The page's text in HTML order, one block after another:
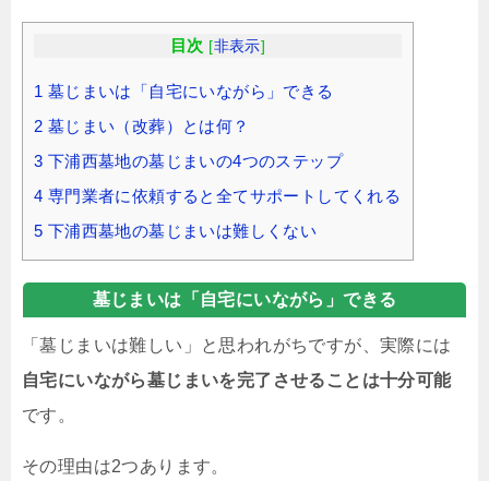
目次 [非表示]
1 墓じまいは「自宅にいながら」できる
2 墓じまい（改葬）とは何？
3 下浦西墓地の墓じまいの4つのステップ
4 専門業者に依頼すると全てサポートしてくれる
5 下浦西墓地の墓じまいは難しくない
墓じまいは「自宅にいながら」できる
「墓じまいは難しい」と思われがちですが、実際には
自宅にいながら墓じまいを完了させることは十分可能
です。
その理由は2つあります。